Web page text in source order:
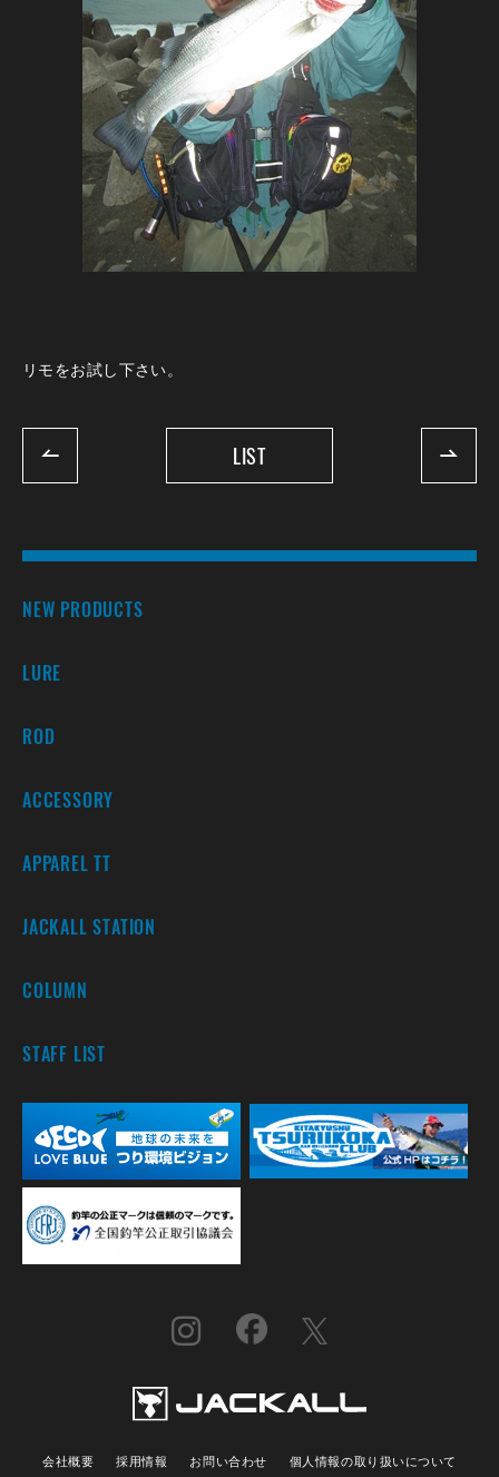
リモをお試し下さい。
LIST
NEW PRODUCTS
LURE
ROD
ACCESSORY
APPAREL TT
JACKALL STATION
COLUMN
STAFF LIST
会社概要 採用情報 お問い合わせ 個人情報の取り扱いについて